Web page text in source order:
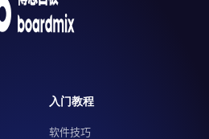
入门教程
软件技巧